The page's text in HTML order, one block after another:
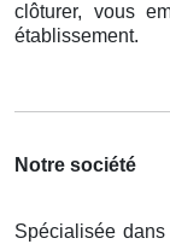
clôturer, vous
établissement.
Notre société
Spécialisée